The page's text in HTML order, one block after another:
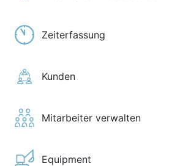
Zeiterfassung
Kunden
Mitarbeiter verwalten
Equipment